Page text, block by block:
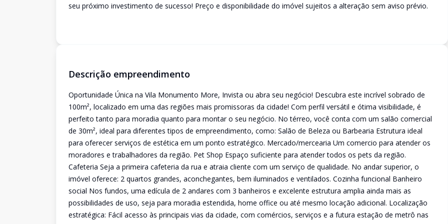
seu próximo investimento de sucesso! Preço e disponibilidade do imóvel sujeitos a alteração sem aviso prévio.
Descrição empreendimento
Oportunidade Única na Vila Monumento More, Invista ou abra seu negócio! Descubra este incrível sobrado de
100m², localizado em uma das regiões mais promissoras da cidade! Com perfil versátil e ótima visibilidade, é
perfeito tanto para moradia quanto para montar o seu negócio. No térreo, você conta com um salão comercial
de 30m², ideal para diferentes tipos de empreendimento, como: Salão de Beleza ou Barbearia Estrutura ideal
para oferecer serviços de estética em um ponto estratégico. Mercado/mercearia Um comercio para atender os
moradores e trabalhadores da região. Pet Shop Espaço suficiente para atender todos os pets da região.
Cafeteria Seja a primeira cafeteria da rua e atraia cliente com um serviço de qualidade. No andar superior, o
imóvel oferece: 2 quartos grandes, aconchegantes, bem iluminados e ventilados. Cozinha funcional Banheiro
social Nos fundos, uma edícula de 2 andares com 3 banheiros e excelente estrutura amplia ainda mais as
possibilidades de uso, seja para moradia estendida, home office ou até mesmo locação adicional. Localização
estratégica: Fácil acesso às principais vias da cidade, com comércios, serviços e a futura estação de metrô nas